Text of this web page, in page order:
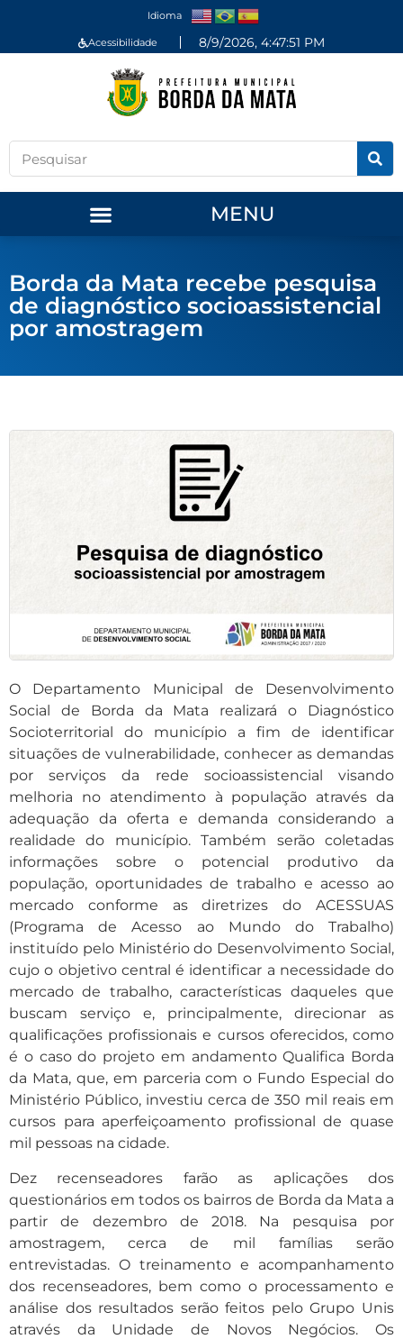
Idioma
Acessibilidade 8/9/2026, 4:47:52 PM
MENU
Borda da Mata recebe pesquisa
de diagnóstico socioassistencial
por amostragem
O Departamento Municipal de Desenvolvimento
Social de Borda da Mata realizará o Diagnóstico
Socioterritorial do município a fim de identificar
situações de vulnerabilidade, conhecer as demandas
por serviços da rede socioassistencial visando
melhoria no atendimento à população através da
adequação da oferta e demanda considerando a
realidade do município. Também serão coletadas
informações sobre o potencial produtivo da
população, oportunidades de trabalho e acesso ao
mercado conforme as diretrizes do ACESSUAS
(Programa de Acesso ao Mundo do Trabalho)
instituído pelo Ministério do Desenvolvimento Social,
cujo o objetivo central é identificar a necessidade do
mercado de trabalho, características daqueles que
buscam serviço e, principalmente, direcionar as
qualificações profissionais e cursos oferecidos, como
é o caso do projeto em andamento Qualifica Borda
da Mata, que, em parceria com o Fundo Especial do
Ministério Público, investiu cerca de 350 mil reais em
cursos para aperfeiçoamento profissional de quase
mil pessoas na cidade.
Dez recenseadores farão as aplicações dos
questionários em todos os bairros de Borda da Mata a
partir de dezembro de 2018. Na pesquisa por
amostragem, cerca de mil famílias serão
entrevistadas. O treinamento e acompanhamento
dos recenseadores, bem como o processamento e
análise dos resultados serão feitos pelo Grupo Unis
através da Unidade de Novos Negócios. Os